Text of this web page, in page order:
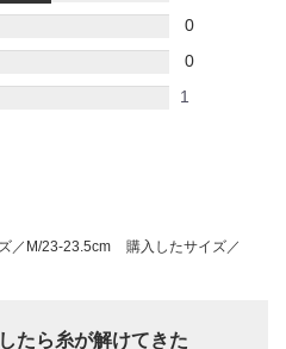
0
0
1
／M/23-23.5cm
購入したサイズ／
たら糸が解けてきた